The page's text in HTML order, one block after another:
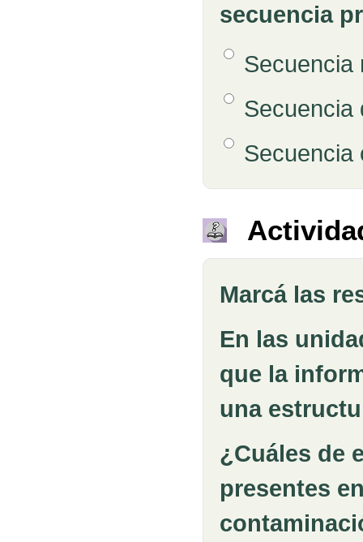
secuencia
Respuestas
Opción 1Secuencia
Opción 2Secuencia
Opción 3Secuencia
Pregunta
Marcá las
En las
que la
una
¿Cuáles de
presentes